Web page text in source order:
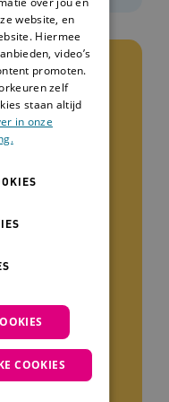
website, en
Hiermee
video’s
promoten.
zelf
staan altijd
in onze
COOKIES